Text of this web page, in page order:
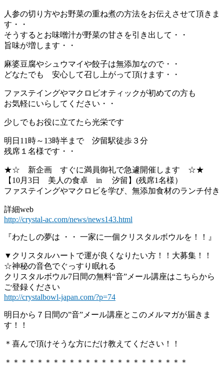
人参の切り方やお野菜の重ね煮の方法をお伝えさせて頂きま
す・・
そうするとお味噌汁が野菜の甘さを引き出して・・
旨味が増します・・
麻婆豆腐やシュウマイや餃子は無添加なので・・
どなたでも 安心して召し上がって頂けます・・
ファステイングやマクロビオティックが初めての方も
お気軽にいらしてください・・
少しでもお役に立てたら光栄です
明日11時～13時半まで 汐留駅徒歩３分
残席１名様です・・
★☆ 新企画 すぐに満員御礼で急遽開催します ☆★
【10月3日 美人の食卓 in 汐留】(残席1名様）
ファステイングやマクロビを学び、無添加食材のランチ付き
詳細web
http://crystal-ac.com/news/news143.html
『わたしの夢は ・・ 一家に一個クリスタルボウルを！！』
▼クリスタルハートで運が良くなりたい方！！大募集！！
☆神秘の音色でぐっすり眠れる
クリスタルボウル7日間の無料“音”メール講座はこちらから
ご登録ください
http://crystalbowl-japan.com/?p=74
明日から７日間の”音”メール講座とこのメルマガが届きま
す！！
＊喜んで頂けそうな方にだけ教えてください！！
＊＊＊＊＊＊＊＊＊＊＊＊＊＊＊＊＊＊＊＊＊＊＊